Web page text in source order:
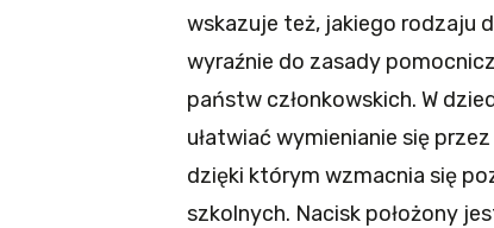
wskazuje też, jakiego rodzaju
wyraźnie do zasady
państw członkowskich. W
ułatwiać wymienianie się
dzięki którym wzmacnia się
szkolnych. Nacisk położony